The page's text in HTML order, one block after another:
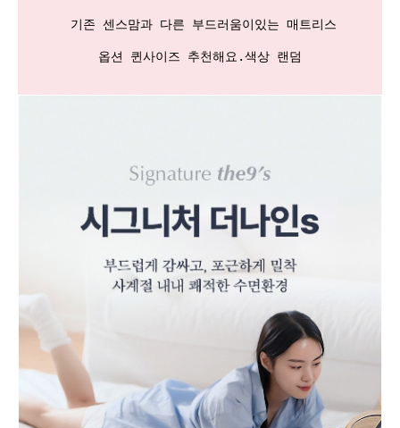
기존 센스맘과 다른 부드러움이있는 매트리스
옵션 퀸사이즈 추천해요.색상 랜덤